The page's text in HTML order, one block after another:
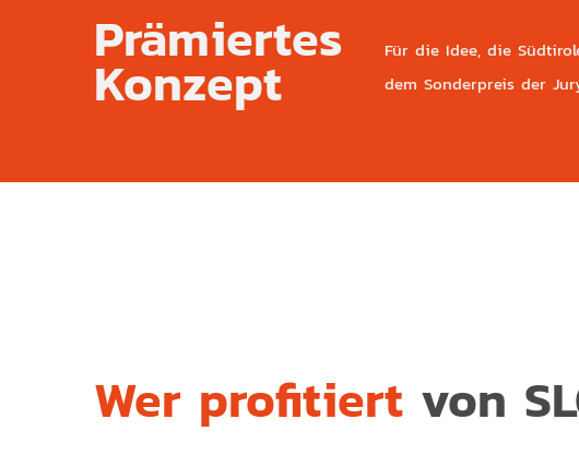
Für die Idee, die
dem Sonderpreis der
Prämiertes
Konzept
Wer profitiert von